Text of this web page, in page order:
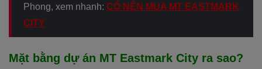
Phong, xem nhanh: CÓ NÊN MUA MT EASTMARK
CITY
Mặt bằng dự án MT Eastmark City ra sao?